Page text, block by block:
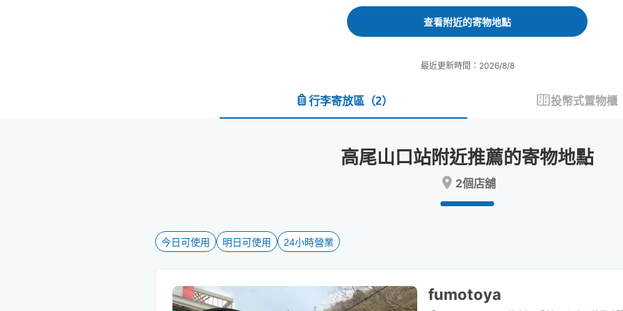
forward
to
the
calendar
select
the
backward
interact
select
the
查看附近的寄物地點
最近更新時間：2026/8/8
行李寄放區 （2） 投幣式置物櫃
高尾山口站附近推薦的寄物地點
2個店舖
今日可使用 明日可使用 24小時營業
fumotoya